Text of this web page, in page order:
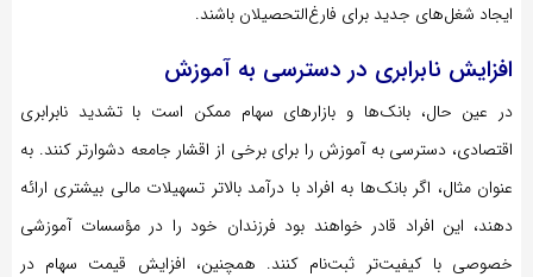
ایجاد شغل‌های جدید برای فارغ‌التحصیلان باشند.
افزایش نابرابری در دسترسی به آموزش
در عین حال، بانک‌ها و بازارهای سهام ممکن است با تشدید نابرابری
اقتصادی، دسترسی به آموزش را برای برخی از اقشار جامعه دشوارتر کنند. به
عنوان مثال، اگر بانک‌ها به افراد با درآمد بالاتر تسهیلات مالی بیشتری ارائه
دهند، این افراد قادر خواهند بود فرزندان خود را در مؤسسات آموزشی
خصوصی با کیفیت‌تر ثبت‌نام کنند. همچنین، افزایش قیمت سهام در